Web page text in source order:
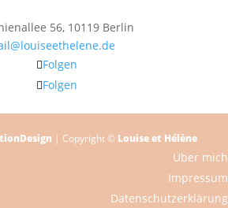
56, 10119 Berlin
Folgen
Folgen
| Copyright © Louise et Hélène
Über mich
Impressum
Datenschutzerklärung